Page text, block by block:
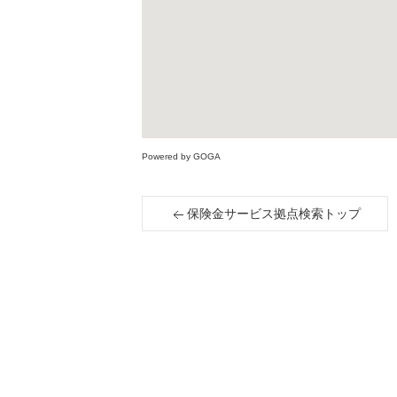
Powered by GOGA
保険金サービス拠点検索トップ